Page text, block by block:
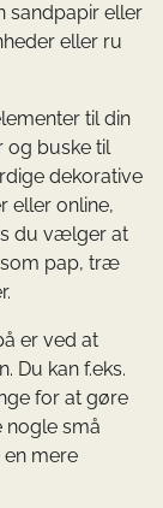
sandpapir eller
eller ru
til din
og buske til
dekorative
eller online,
du vælger at
som pap, træ
er ved at
Du kan f.eks.
for at gøre
nogle små
mere